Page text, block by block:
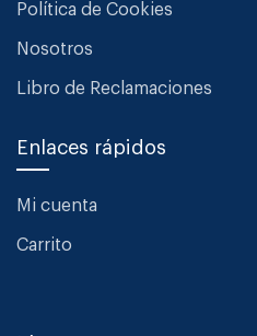
Política de Cookies
Nosotros
Libro de Reclamaciones
Enlaces rápidos
Mi cuenta
Carrito